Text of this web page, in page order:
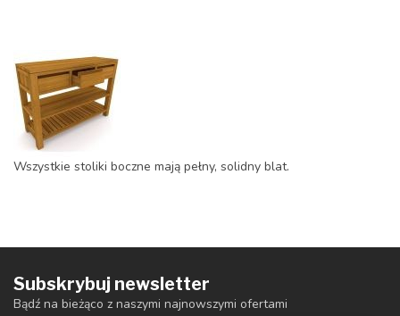
Wszystkie stoliki boczne mają pełny, solidny blat.
Subskrybuj newsletter
Bądź na bieżąco z naszymi najnowszymi ofertami